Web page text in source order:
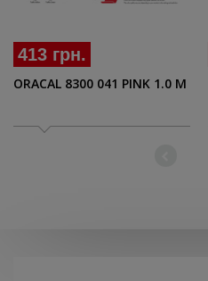
413 грн.
ORACAL 8300 041 PINK 1.0 M